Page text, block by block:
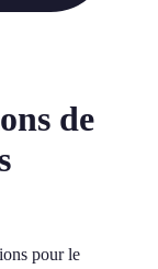
de
pour le